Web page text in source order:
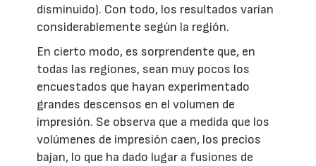
disminuido). Con todo, los resultados varían
considerablemente según la región.
En cierto modo, es sorprendente que, en
todas las regiones, sean muy pocos los
encuestados que hayan experimentado
grandes descensos en el volumen de
impresión. Se observa que a medida que los
volúmenes de impresión caen, los precios
bajan, lo que ha dado lugar a fusiones de